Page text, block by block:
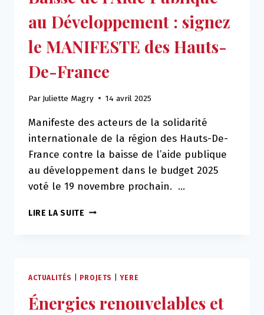
L’ENGAGEMENT
au Développement : signez
le MANIFESTE des Hauts-
De-France
Par Juliette Magry 14 avril 2025
Manifeste des acteurs de la solidarité
internationale de la région des Hauts-De-
France contre la baisse de l’aide publique
au développement dans le budget 2025
voté le 19 novembre prochain. …
LIRE LA SUITE BAISSE
DÉVELOPPEMENT
LE
ACTUALITÉS PROJETS YERE
Énergies renouvelables et